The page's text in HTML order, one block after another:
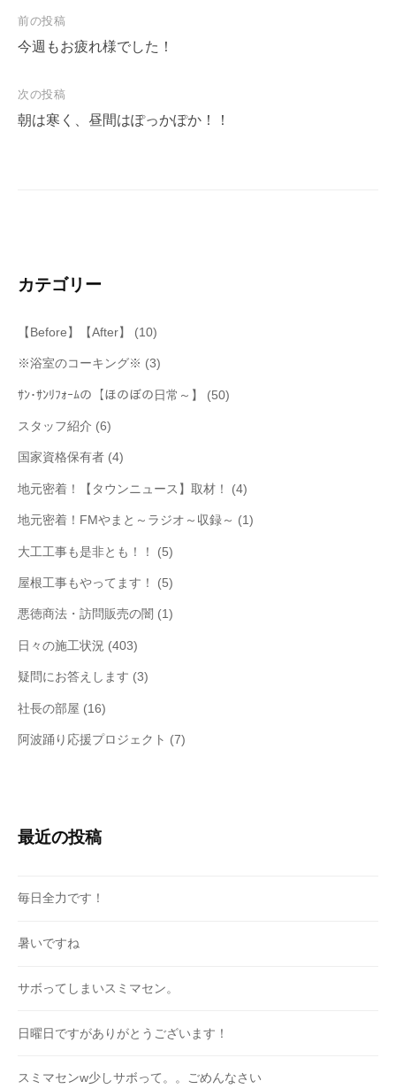
投
稿
ビ
ゲ
前の投稿
今週もお疲れ様でした！
次の投稿
朝は寒く、昼間はぽっかぽか！！
カテゴリー
【Before】【After】 (10)
※浴室のコーキング※ (3)
ｻﾝ･ｻﾝﾘﾌｫｰﾑの【ほのぼの日常～】 (50)
スタッフ紹介 (6)
国家資格保有者 (4)
地元密着！【タウンニュース】取材！ (4)
地元密着！FMやまと～ラジオ～収録～ (1)
大工工事も是非とも！！ (5)
屋根工事もやってます！ (5)
悪徳商法・訪問販売の闇 (1)
日々の施工状況 (403)
疑問にお答えします (3)
社長の部屋 (16)
阿波踊り応援プロジェクト (7)
最近の投稿
毎日全力です！
暑いですね
サボってしまいスミマセン。
日曜日ですがありがとうございます！
スミマセンw少しサボって。。ごめんなさい